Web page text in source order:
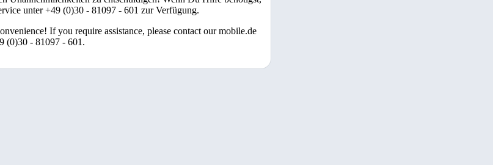
unter +49 (0)30 - 81097 - 601 zur Verfügung.
If you require assistance, please contact our mobile.de
(0)30 - 81097 - 601.